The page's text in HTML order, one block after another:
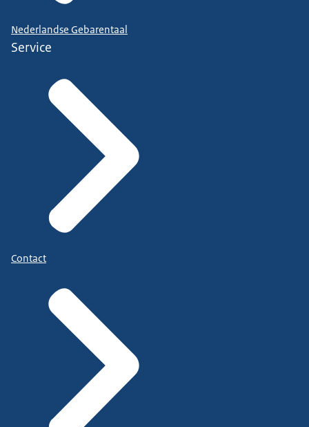
Nederlandse Gebarentaal
Service
Contact